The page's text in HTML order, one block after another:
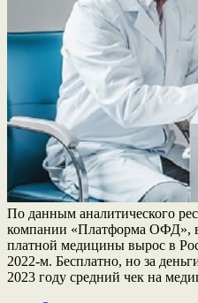
По данным аналитического
компании «Платформа ОФД»,
платной медицины вырос в
2022-м. Бесплатно, но за
2023 году средний чек на